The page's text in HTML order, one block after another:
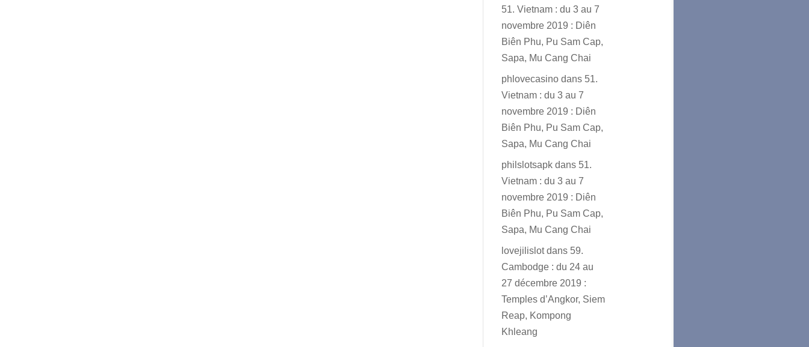
51. Vietnam : du 3 au 7
novembre 2019 : Diên
Biên Phu, Pu Sam Cap,
Sapa, Mu Cang Chai
phlovecasino dans 51.
Vietnam : du 3 au 7
novembre 2019 : Diên
Biên Phu, Pu Sam Cap,
Sapa, Mu Cang Chai
philslotsapk dans 51.
Vietnam : du 3 au 7
novembre 2019 : Diên
Biên Phu, Pu Sam Cap,
Sapa, Mu Cang Chai
lovejilislotdans 59.
Cambodge : du 24 au
27 décembre 2019 :
Temples d’Angkor, Siem
Reap, Kompong
Khleang